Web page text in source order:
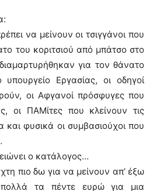
να μείνουν οι τσιγγάνοι που
του κοριτσιού από μπάτσο στο
για τον θάνατο
Εργασίας, οι οδηγοί
οι Αφγανοί πρόσφυγες που
οι ΠΑΜίτες που κλείνουν τις
και φυσικά οι συμβασιούχοι που
ο κατάλογος…
πιο δω για να μείνουν απ’ έξω
πολλά τα πέντε ευρώ για μια